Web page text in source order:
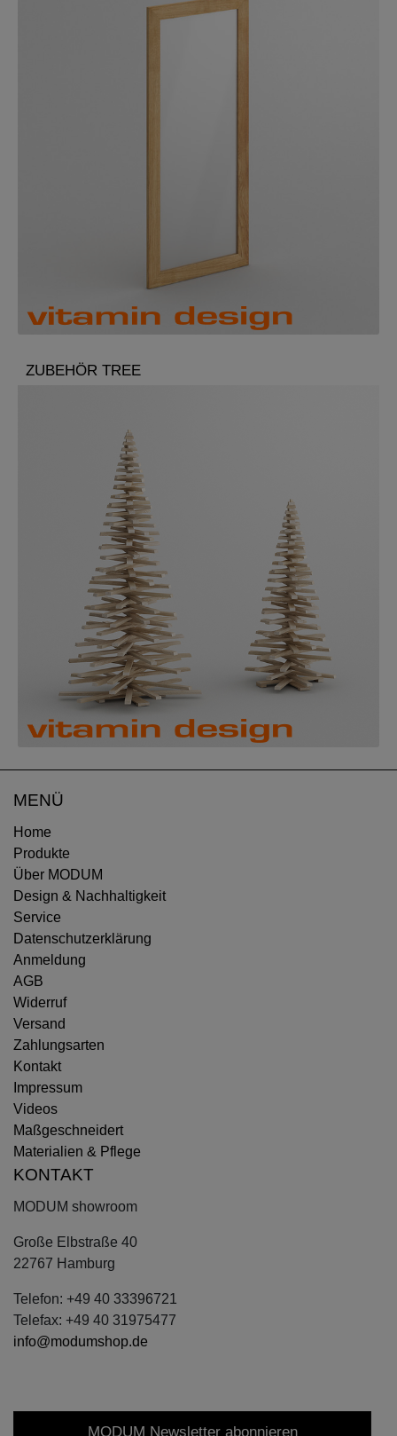
ZUBEHÖR TREE
MENÜ
Home
Produkte
Über MODUM
Design & Nachhaltigkeit
Service
Datenschutzerklärung
Anmeldung
AGB
Widerruf
Versand
Zahlungsarten
Kontakt
Impressum
Videos
Maßgeschneidert
Materialien & Pflege
KONTAKT
MODUM showroom
Große Elbstraße 40
22767 Hamburg
Telefon: +49 40 33396721
Telefax: +49 40 31975477
info@modumshop.de
MODUM Newsletter abonnieren